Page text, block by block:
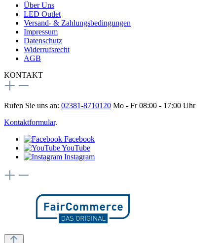
Über Uns
LED Outlet
Versand- & Zahlungsbedingungen
Impressum
Datenschutz
Widerrufsrecht
AGB
KONTAKT
Rufen Sie uns an: 02381-8710120 Mo - Fr 08:00 - 17:00 Uhr
Kontaktformular.
Facebook
YouTube
Instagram